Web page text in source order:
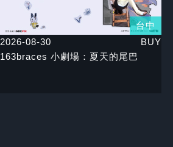
台中
2026-08-30
BUY
163braces 小劇場：夏天的尾巴